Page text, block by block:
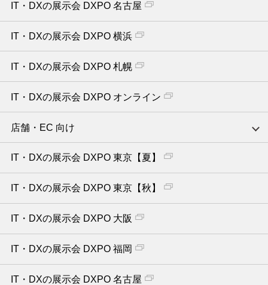
IT・DXの展示会 DXPO 名古屋
IT・DXの展示会 DXPO 横浜
IT・DXの展示会 DXPO 札幌
IT・DXの展示会 DXPO オンライン
店舗・EC 向け
IT・DXの展示会 DXPO 東京【夏】
IT・DXの展示会 DXPO 東京【秋】
IT・DXの展示会 DXPO 大阪
IT・DXの展示会 DXPO 福岡
IT・DXの展示会 DXPO 名古屋